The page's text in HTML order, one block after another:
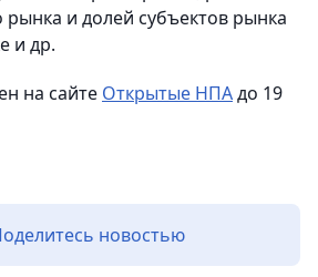
и долей субъектов рынка
и др.
на сайте Открытые НПАдо 19
новостью